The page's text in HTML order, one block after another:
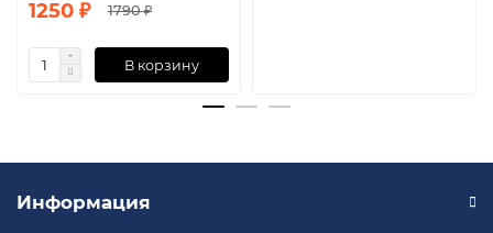
1250 ₽ 1790 ₽
В корзину
Информация